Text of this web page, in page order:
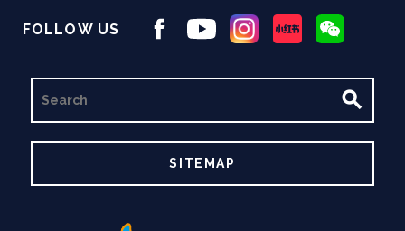
FOLLOW US
SITEMAP